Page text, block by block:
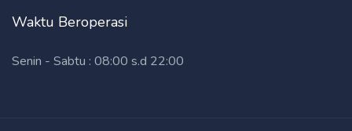
Waktu Beroperasi
Senin - Sabtu : 08:00 s.d 22:00